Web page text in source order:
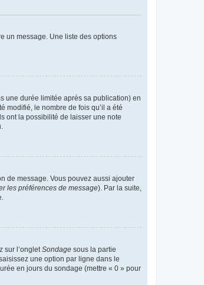
un message. Une liste des options
une durée limitée après sa publication) en
modifié, le nombre de fois qu’il a été
ont la possibilité de laisser une note
de message. Vous pouvez aussi ajouter
les préférences de message). Par la suite,
sur l’onglet Sondage sous la partie
une option par ligne dans le
en jours du sondage (mettre « 0 » pour